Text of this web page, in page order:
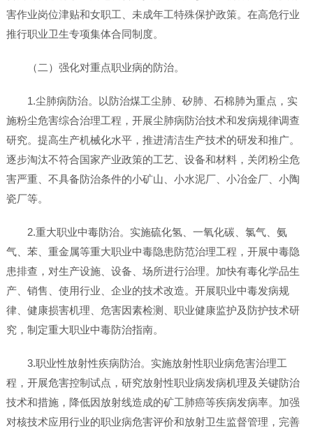
害作业岗位津贴和女职工、未成年工特殊保护政策。在高危行业
推行职业卫生专项集体合同制度。
（二）强化对重点职业病的防治。
1.尘肺病防治。以防治煤工尘肺、矽肺、石棉肺为重点，实
施粉尘危害综合治理工程，开展尘肺病防治技术和发病规律调查
研究。提高生产机械化水平，推进清洁生产技术的研发和推广。
逐步淘汰不符合国家产业政策的工艺、设备和材料，关闭粉尘危
害严重、不具备防治条件的小矿山、小水泥厂、小冶金厂、小陶
瓷厂等。
2.重大职业中毒防治。实施硫化氢、一氧化碳、氯气、氨
气、苯、重金属等重大职业中毒隐患防范治理工程，开展中毒隐
患排查，对生产设施、设备、场所进行治理。加快有毒化学品生
产、销售、使用行业、企业的技术改造。开展职业中毒发病规
律、健康损害机理、危害因素检测、职业健康监护及防护技术研
究，制定重大职业中毒防治指南。
3.职业性放射性疾病防治。实施放射性职业病危害治理工
程，开展危害控制试点，研究放射性职业病发病机理及关键防治
技术和措施，降低因放射线造成的矿工肺癌等疾病发病率。加强
对核技术应用行业的职业病危害评价和放射卫生监督管理，完善